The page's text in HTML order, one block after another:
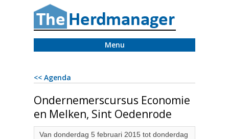
Menu
<< Agenda
Ondernemerscursus Economie
en Melken, Sint Oedenrode
Van donderdag 5 februari 2015 tot donderdag